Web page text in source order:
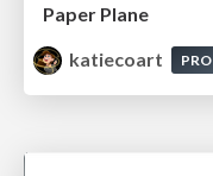
Paper Plane
katiecoart
PRO